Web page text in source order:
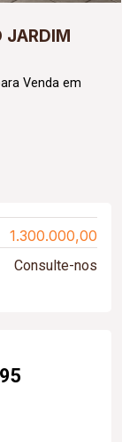
JARDIM
Venda em
1.300.000,00
Consulte-nos